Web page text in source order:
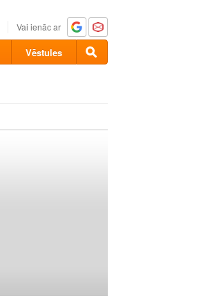
Vai ienāc ar
Vēstules